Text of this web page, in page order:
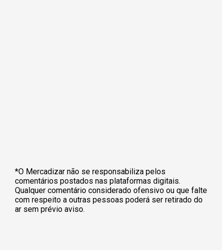
*O Mercadizar não se responsabiliza pelos
comentários postados nas plataformas digitais.
Qualquer comentário considerado ofensivo ou que falte
com respeito a outras pessoas poderá ser retirado do
ar sem prévio aviso.